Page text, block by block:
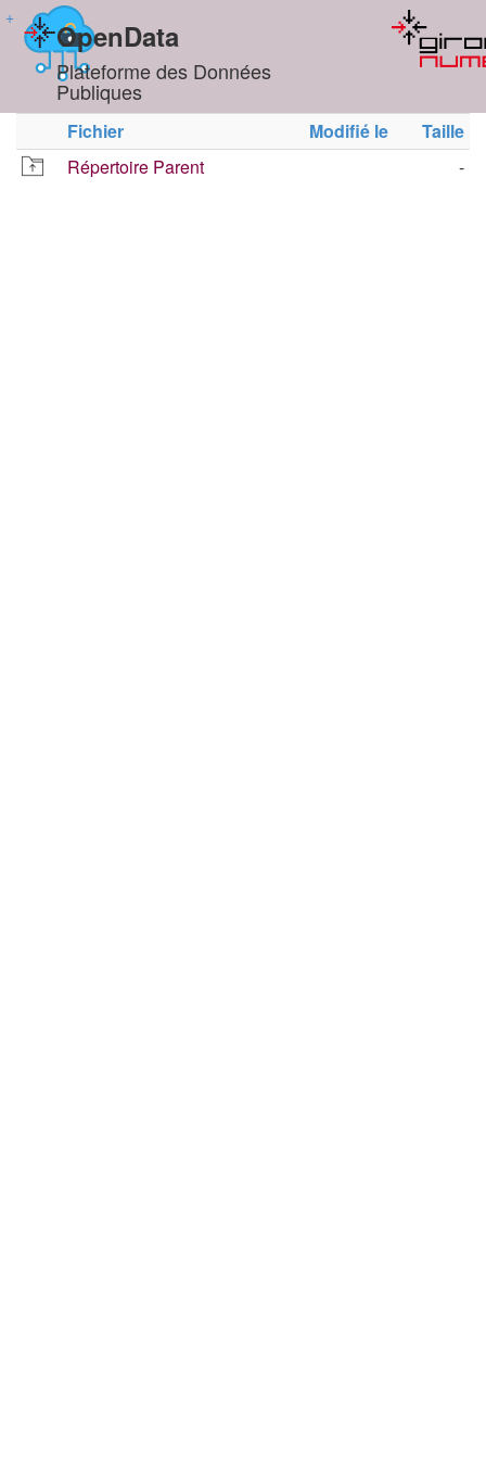
+
OpenData
Plateforme des Données
Publiques
Fichier Modifié le
Taille
Répertoire Parent
-